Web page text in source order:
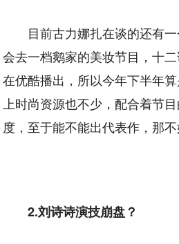
目前古力娜扎在谈的还有
会去一档鹅家的美妆节目，十
在优酷播出，所以今年下半年
上时尚资源也不少，配合着节
度，至于能不能出代表作，那不
2.刘诗诗演技崩盘？